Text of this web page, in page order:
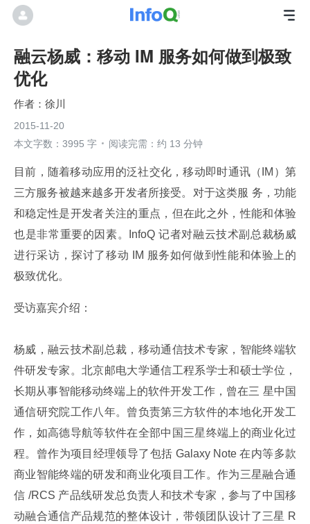
融云杨威：移动 IM 服务如何做到极致
优化
徐川
2015-11-20
本文字数：3995 字
阅读完需：约 13 分钟
目前，随着移动应用的泛社交化，移动即时通讯（IM）第
三方服务被越来越多开发者所接受。对于这类服 务，功能
和稳定性是开发者关注的重点，但在此之外，性能和体验
也是非常重要的因素。InfoQ 记者对融云技术副总裁杨威
进行采访，探讨了移动 IM 服务如何做到性能和体验上的
极致优化。
受访嘉宾介绍：
杨威，融云技术副总裁，移动通信技术专家，智能终端软
件研发专家。北京邮电大学通信工程系学士和硕士学位，
长期从事智能移动终端上的软件开发工作，曾在三 星中国
通信研究院工作八年。曾负责第三方软件的本地化开发工
作，如高德导航等软件在全部中国三星终端上的商业化过
程。曾作为项目经理领导了包括 Galaxy Note 在内等多款
商业智能终端的研发和商业化项目工作。作为三星融合通
信 /RCS 产品线研发总负责人和技术专家，参与了中国移
动融合通信产品规范的整体设计，带领团队设计了三星 R